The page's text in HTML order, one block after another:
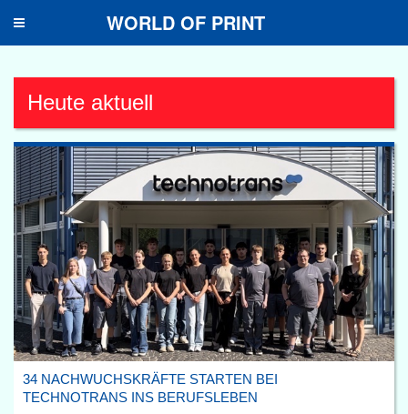
Toggle
WORLD OF PRINT
Heute aktuell
34 NACHWUCHSKRÄFTE STARTEN BEI
TECHNOTRANS INS BERUFSLEBEN